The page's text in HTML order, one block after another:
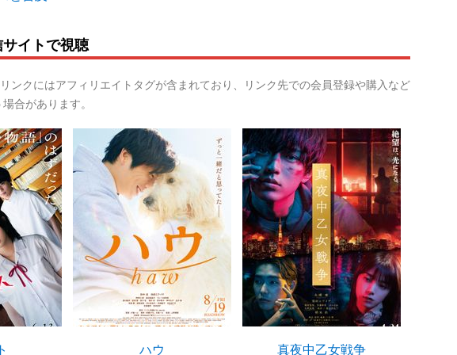
イトで視聴
ンクにはアフィリエイトタグが含まれており、リンク先での会員登録や購入など
合があります。
ハウ 真夜中乙女戦争